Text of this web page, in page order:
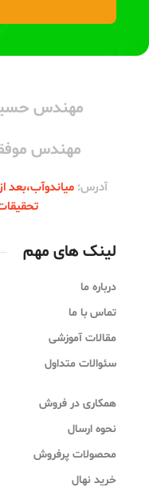
مهندس
مهندس
آدرس: میاندوآب،‌بعد
لینک های مهم
درباره ما
تماس با ما
مقالات آموزشی
سئوالات متداول
همکاری در فروش
نحوه ارسال
محصولات پرفروش
خرید نهال